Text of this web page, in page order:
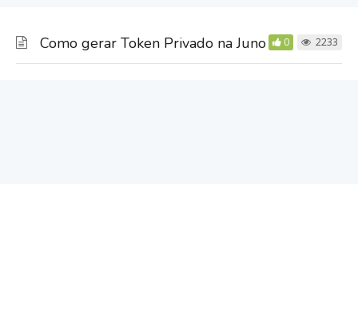
Como gerar Token Privado na Juno 0 2233